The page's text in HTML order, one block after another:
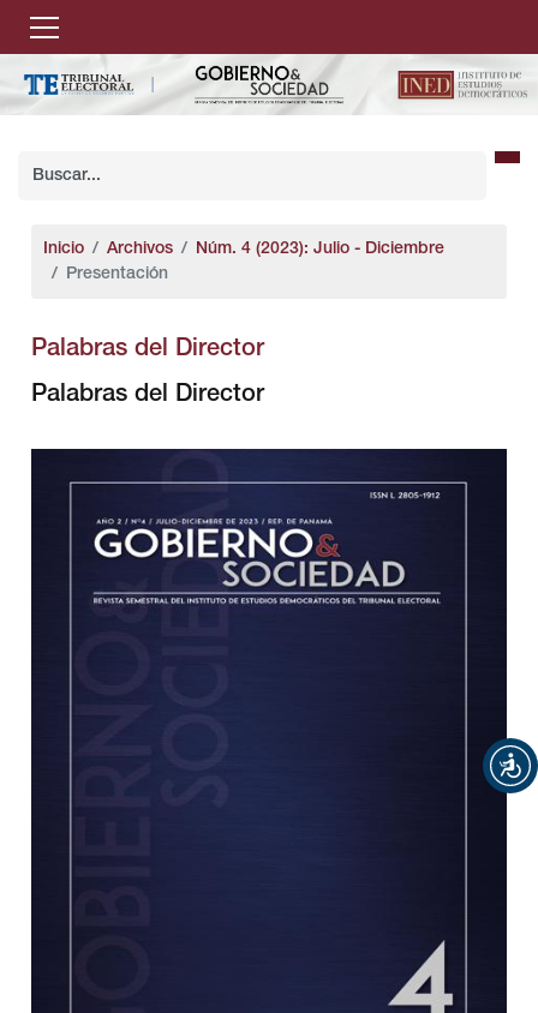
Inicio Archivos
Núm. 4 (2023): Julio - Diciembre
Presentación
Palabras del Director
Palabras del Director